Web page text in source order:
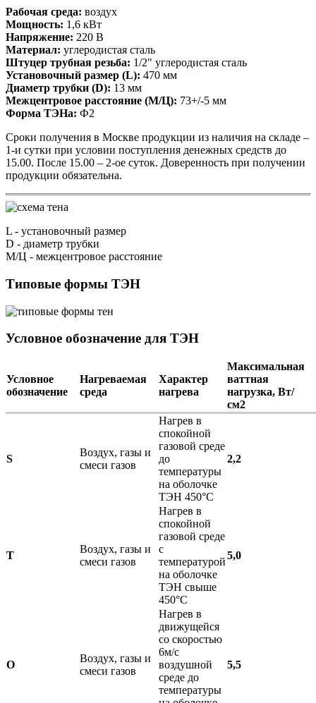
Рабочая среда: воздух
Мощность: 1,6 кВт
Напряжение: 220 В
Материал: углеродистая сталь
Штуцер трубная резьба: 1/2" углеродистая сталь
Установочный размер (L): 470 мм
Диаметр трубки (D): 13 мм
Межцентровое расстояние (М/Ц): 73+/-5 мм
Форма ТЭНа: Ф2
Сроки получения в Москве продукции из наличия на складе –
1-и сутки при условии поступления денежных средств до
15.00. После 15.00 – 2-ое суток. Доверенность при получении
продукции обязательна.
L - установочный размер
D - диаметр трубки
М/Ц - межцентровое расстояние
Типовые формы ТЭН
Условное обозначение для ТЭН
Условное
обозначение
Нагреваемая
среда
Характер
нагрева
Максимальная
ваттная
нагрузка, Вт/
см2
S
Воздух, газы и
смеси газов
Нагрев в
спокойной
газовой среде
до
температуры
на оболочке
ТЭН 450°С
2,2
T
Воздух, газы и
смеси газов
Нагрев в
спокойной
газовой среде
с
температурой
на оболочке
ТЭН свыше
450°С
5,0
O
Воздух, газы и
смеси газов
Нагрев в
движущейся
со скоростью
6м/с
воздушной
среде до
температуры
5,5